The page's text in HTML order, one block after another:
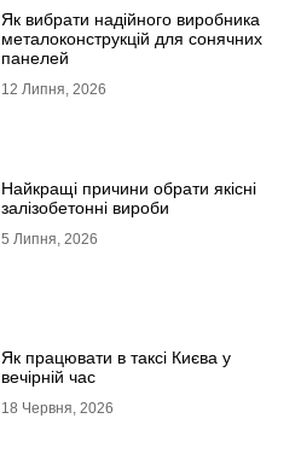
Як вибрати надійного виробника
металоконструкцій для сонячних
панелей
12 Липня, 2026
Найкращі причини обрати якісні
залізобетонні вироби
5 Липня, 2026
Як працювати в таксі Києва у
вечірній час
18 Червня, 2026